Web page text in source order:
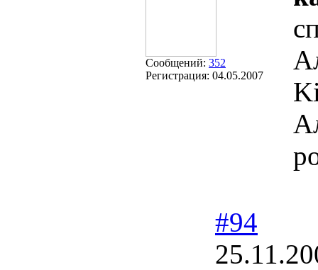
Сообщений: 352
Регистрация: 04.05.2007
#94